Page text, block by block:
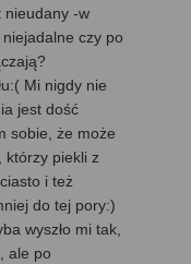
nieudany -w
czy po
Mi nigdy nie
jest dość
sobie, że może
którzy piekli z
i też
do tej pory:)
wyszło mi tak,
ale po